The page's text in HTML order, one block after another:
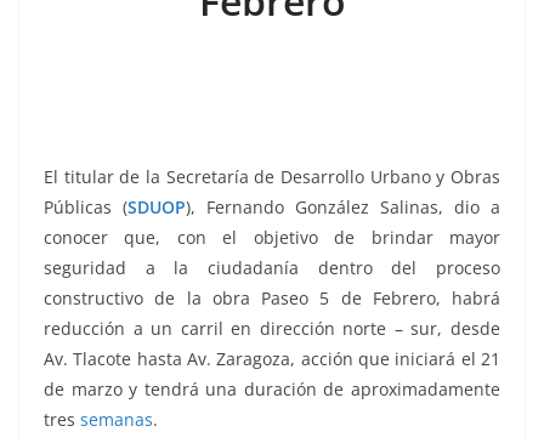
El titular de la Secretaría de Desarrollo Urbano y Obras
Públicas (SDUOP), Fernando González Salinas, dio a
conocer que, con el objetivo de brindar mayor
seguridad a la ciudadanía dentro del proceso
constructivo de la obra Paseo 5 de Febrero, habrá
reducción a un carril en dirección norte – sur, desde
Av. Tlacote hasta Av. Zaragoza, acción que iniciará el 21
de marzo y tendrá una duración de aproximadamente
tres semanas.